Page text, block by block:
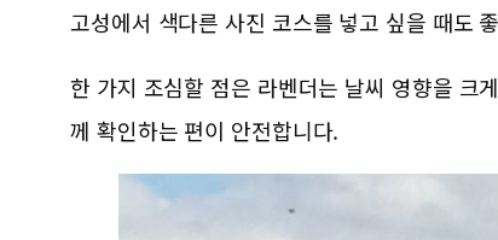
고성에서 색다른 사진 코스를 넣고 싶을 때도
한 가지 조심할 점은 라벤더는 날씨 영향을 크
께 확인하는 편이 안전합니다.